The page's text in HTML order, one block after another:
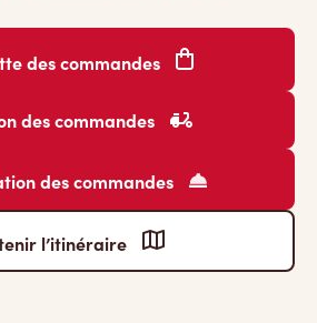
des commandes
des commandes
des commandes
l’itinéraire